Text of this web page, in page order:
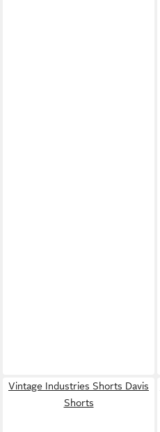
Vintage Industries Shorts Davis
Shorts